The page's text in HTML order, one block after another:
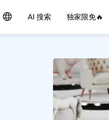
AI 搜索 独家限免🔥